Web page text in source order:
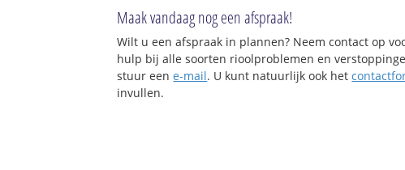
Maak vandaag nog een afspraak!
Wilt u een afspraak in plannen? Neem contact op
hulp bij alle soorten rioolproblemen en
stuur eene-mail. U kunt natuurlijk ook het
invullen.